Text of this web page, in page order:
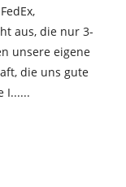
aus, die nur 3-
unsere eigene
die uns gute
I......